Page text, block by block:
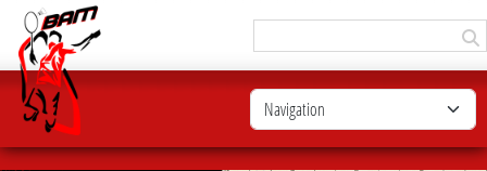
Panneau de gestion des cookies